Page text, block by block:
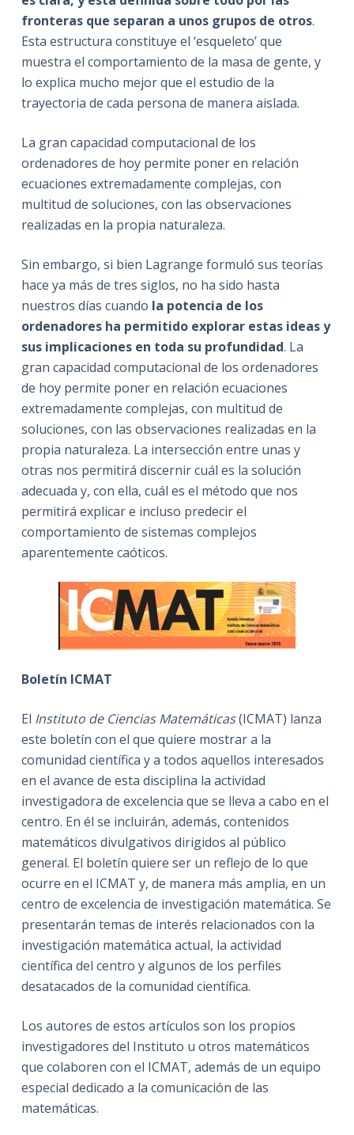
fronteras que separan a unos grupos de otros.
Esta estructura constituye el ‘esqueleto’ que
muestra el comportamiento de la masa de gente, y
lo explica mucho mejor que el estudio de la
trayectoria de cada persona de manera aislada.
La gran capacidad computacional de los
ordenadores de hoy permite poner en relación
ecuaciones extremadamente complejas, con
multitud de soluciones, con las observaciones
realizadas en la propia naturaleza.
Sin embargo, si bien Lagrange formuló sus teorías
hace ya más de tres siglos, no ha sido hasta
nuestros días cuando la potencia de los
ordenadores ha permitido explorar estas ideas y
sus implicaciones en toda su profundidad. La
gran capacidad computacional de los ordenadores
de hoy permite poner en relación ecuaciones
extremadamente complejas, con multitud de
soluciones, con las observaciones realizadas en la
propia naturaleza. La intersección entre unas y
otras nos permitirá discernir cuál es la solución
adecuada y, con ella, cuál es el método que nos
permitirá explicar e incluso predecir el
comportamiento de sistemas complejos
aparentemente caóticos.
Boletín ICMAT
El Instituto de Ciencias Matemáticas(ICMAT) lanza
este boletín con el que quiere mostrar a la
comunidad científica y a todos aquellos interesados
en el avance de esta disciplina la actividad
investigadora de excelencia que se lleva a cabo en el
centro. En él se incluirán, además, contenidos
matemáticos divulgativos dirigidos al público
general. El boletín quiere ser un reflejo de lo que
ocurre en el ICMAT y, de manera más amplia, en un
centro de excelencia de investigación matemática. Se
presentarán temas de interés relacionados con la
investigación matemática actual, la actividad
científica del centro y algunos de los perfiles
desatacados de la comunidad científica.
Los autores de estos artículos son los propios
investigadores del Instituto u otros matemáticos
que colaboren con el ICMAT, además de un equipo
especial dedicado a la comunicación de las
matemáticas.